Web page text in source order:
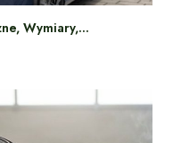
Wymiary,…